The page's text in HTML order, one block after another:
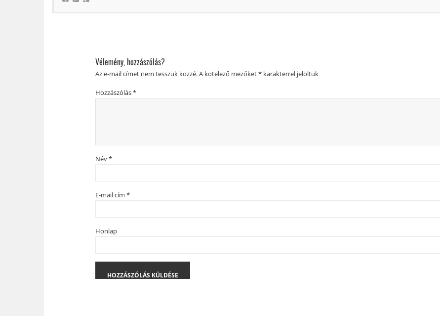
Vélemény, hozzászólás?
Az e-mail címet nem tesszük közzé.A kötelező mezőket*karakterrel jelöltük
Hozzászólás*
Név*
E-mail cím *
Honlap